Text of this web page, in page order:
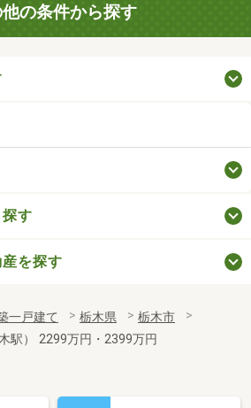
の条件から探す
す
を探す
一戸建て 栃木県
栃木市
駅） 2299万円・2399万円